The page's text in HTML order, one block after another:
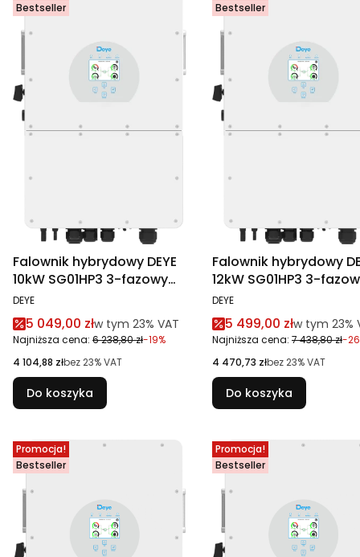
Bestseller
Falownik hybrydowy DEYE
10kW SG01HP3 3-fazowy
wysokonapięciowy
PRODUCENT
DEYE
Cena promocyjna brutto
5 049,00 złw tym %s VAT
w tym 23% VAT
Najniższa cena: 6 238,80 zł-19%
Cena netto
4 104,88 złbez 23% VAT
Do koszyka
Bestseller
Falownik hybrydowy
12kW SG01HP3 3-
wysokonapięciowy
PRODUCENT
DEYE
Cena promocyjna
5 499,00 złw tym %s
w tym 23%
Najniższa cena: 7 438,80 zł-
Cena netto
4 470,73 złbez 23% VAT
Do koszyka
Promocja!
Bestseller
Promocja!
Bestseller